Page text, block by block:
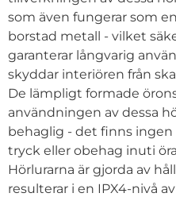
som även fungerar som
borstad metall - vilket
garanterar långvarig
skyddar interiören från
De lämpligt formade
användningen av dessa
behaglig - det finns
tryck eller obehag inuti
Hörlurarna är gjorda av
resulterar i en IPX4-nivå